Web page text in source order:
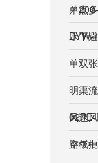
／
单点
DYW-
水下
单双
明渠
02PE-
风速
路板
空气